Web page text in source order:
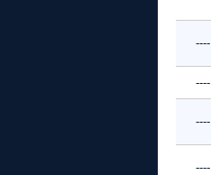
----
----
----
----